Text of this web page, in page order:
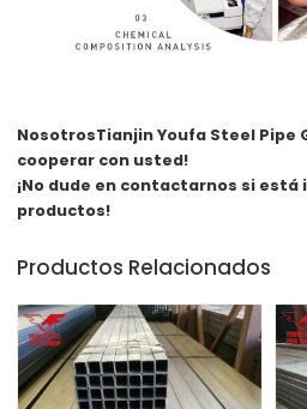
NosotrosTianjin Youfa Steel Pipe
cooperar con usted!
¡No dude en contactarnos si
productos!
Productos Relacionados